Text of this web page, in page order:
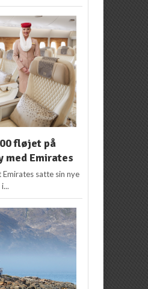
fløjet på
med Emirates
satte sin nye